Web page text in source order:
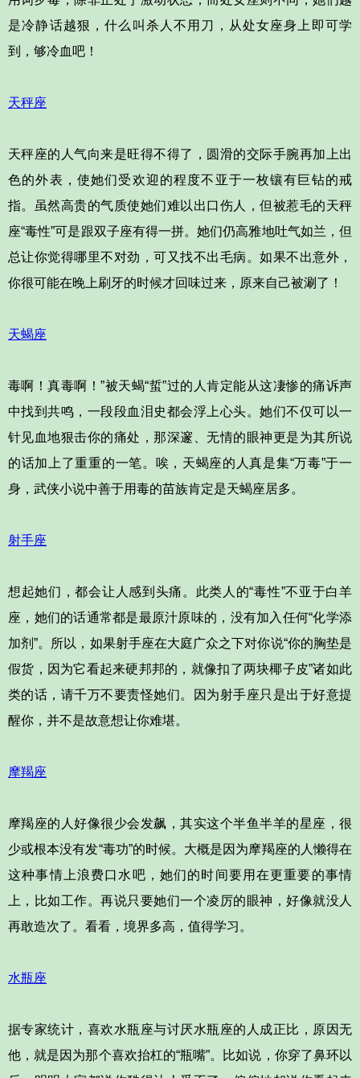
是冷静话越狠，什么叫杀人不用刀，从处女座身上即可学
到，够冷血吧！
天秤座
天秤座的人气向来是旺得不得了，圆滑的交际手腕再加上出
色的外表，使她们受欢迎的程度不亚于一枚镶有巨钻的戒
指。虽然高贵的气质使她们难以出口伤人，但被惹毛的天秤
座“毒性”可是跟双子座有得一拼。她们仍高雅地吐气如兰，但
总让你觉得哪里不对劲，可又找不出毛病。如果不出意外，
你很可能在晚上刷牙的时候才回味过来，原来自己被涮了！
天蝎座
毒啊！真毒啊！”被天蝎“蜇”过的人肯定能从这凄惨的痛诉声
中找到共鸣，一段段血泪史都会浮上心头。她们不仅可以一
针见血地狠击你的痛处，那深邃、无情的眼神更是为其所说
的话加上了重重的一笔。唉，天蝎座的人真是集“万毒”于一
身，武侠小说中善于用毒的苗族肯定是天蝎座居多。
射手座
想起她们，都会让人感到头痛。此类人的“毒性”不亚于白羊
座，她们的话通常都是最原汁原味的，没有加入任何“化学添
加剂”。所以，如果射手座在大庭广众之下对你说“你的胸垫是
假货，因为它看起来硬邦邦的，就像扣了两块椰子皮”诸如此
类的话，请千万不要责怪她们。因为射手座只是出于好意提
醒你，并不是故意想让你难堪。
摩羯座
摩羯座的人好像很少会发飙，其实这个半鱼半羊的星座，很
少或根本没有发“毒功”的时候。大概是因为摩羯座的人懒得在
这种事情上浪费口水吧，她们的时间要用在更重要的事情
上，比如工作。再说只要她们一个凌厉的眼神，好像就没人
再敢造次了。看看，境界多高，值得学习。
水瓶座
据专家统计，喜欢水瓶座与讨厌水瓶座的人成正比，原因无
他，就是因为那个喜欢抬杠的“瓶嘴”。比如说，你穿了鼻环以